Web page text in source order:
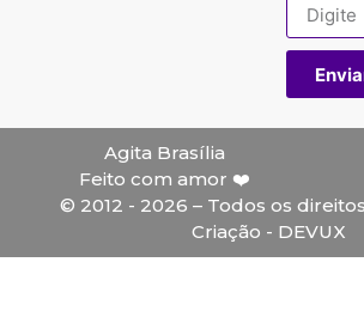
Agita Brasília
Feito com amor ❤️
© 2012 - 2026 – Todos os
Criação - DEVUX